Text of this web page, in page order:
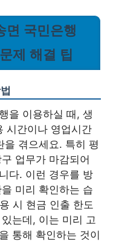
면 국민은행
제 해결 팁
을 이용하실 때, 생
시간이나 영업시간
을 겪으세요. 특히 평
업무가 마감되어
다. 이런 경우를 방
미리 확인하는 습
시 현금 인출 한도
는데, 이는 미리 고
통해 확인하는 것이